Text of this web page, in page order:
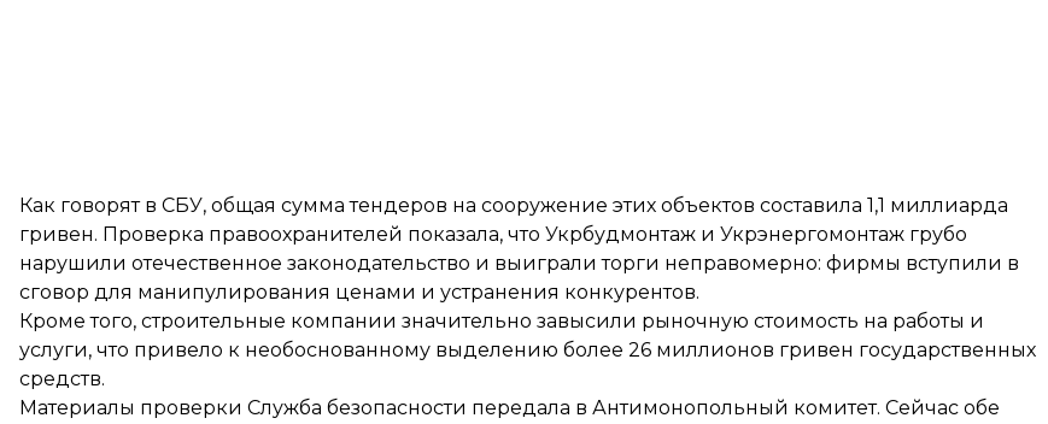
Как говорят в СБУ, общая сумма тендеров на сооружение этих объектов составила 1,1 миллиарда
гривен. Проверка правоохранителей показала, что Укрбудмонтаж и Укрэнергомонтаж грубо
нарушили отечественное законодательство и выиграли торги неправомерно: фирмы вступили в
сговор для манипулирования ценами и устранения конкурентов.
Кроме того, строительные компании значительно завысили рыночную стоимость на работы и
услуги, что привело к необоснованному выделению более 26 миллионов гривен государственных
средств.
Материалы проверки Служба безопасности передала в Антимонопольный комитет. Сейчас обе